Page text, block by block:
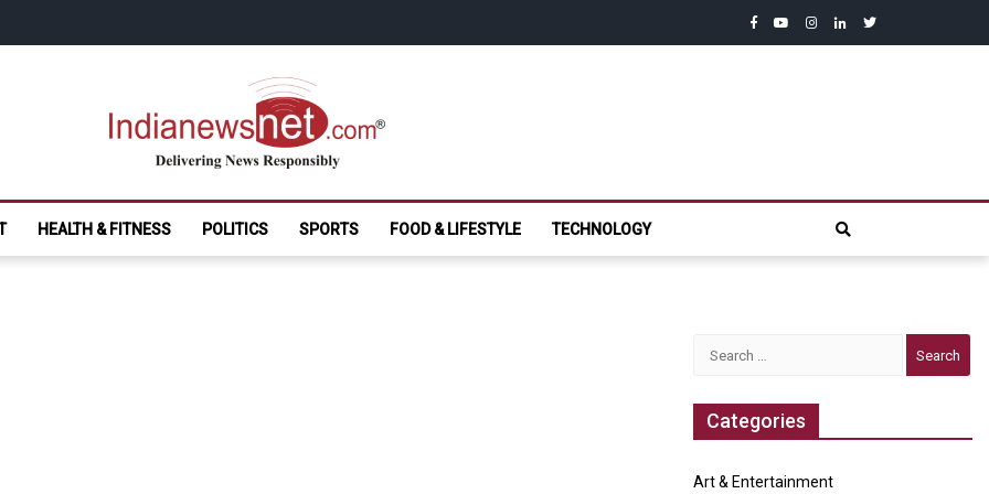
facebook
youtubeinstagram
linkedintwitter
India News Net.com
HEALTH & FITNESS POLITICS SPORTS FOOD & LIFESTYLE TECHNOLOGY
Categories
Art & Entertainment